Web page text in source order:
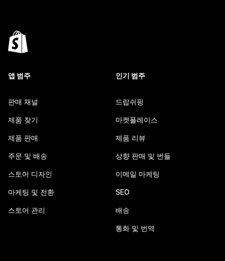
앱 범주
판매 채널
제품 찾기
제품 판매
주문 및 배송
스토어 디자인
마케팅 및 전환
스토어 관리
인기 범주
드랍쉬핑
마켓플레이스
제품 리뷰
상향 판매 및 번들
이메일 마케팅
SEO
배송
통화 및 번역